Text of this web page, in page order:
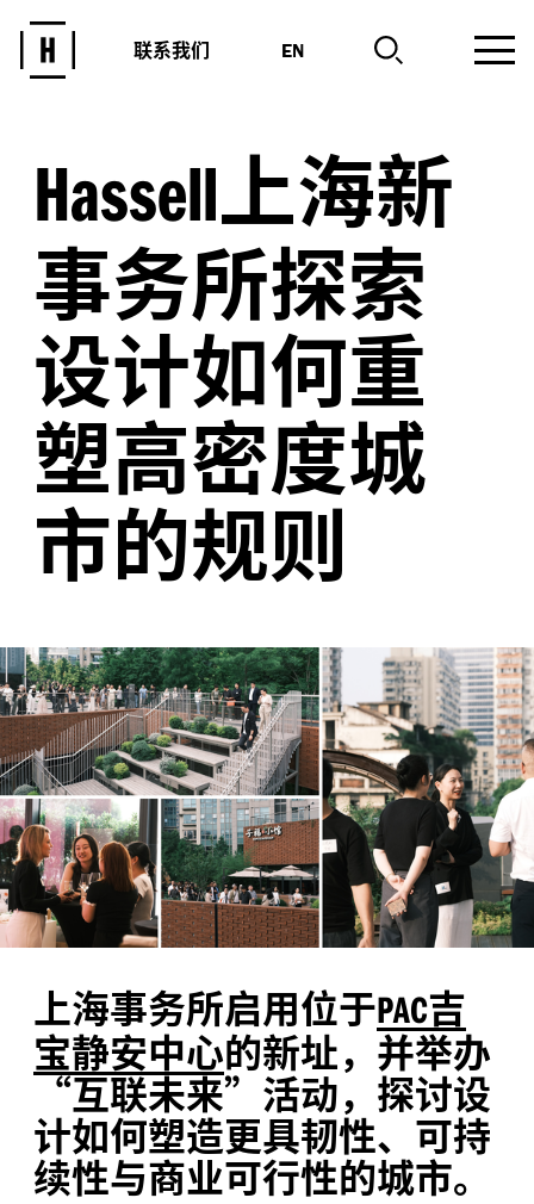
联系我们 EN
Hassell上海新
事务所探索
设计如何重
塑高密度城
市的规则
上海事务所启用位于PAC吉
宝静安中心的新址，并举办
“互联未来”活动，探讨设
计如何塑造更具韧性、可持
续性与商业可行性的城市。